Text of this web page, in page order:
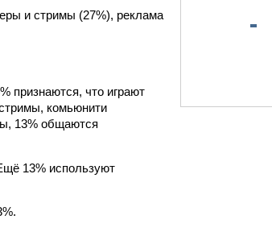
и стримы (27%), реклама
признаются, что играют
комьюнити
13% общаются
13% используют